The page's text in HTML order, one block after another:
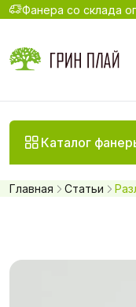
Фанера со склада
Каталог
Главная Статьи